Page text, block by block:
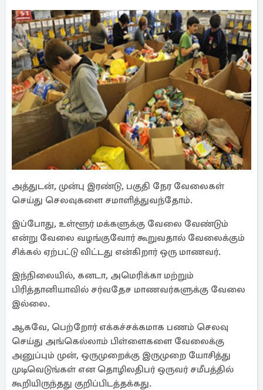
அத்துடன், முன்பு இரண்டு, பகுதி நேர வேலைகள்
செய்து செலவுகளை சமாளித்துவந்தோம்.
இப்போது, உள்ளூர் மக்களுக்கு வேலை வேண்டும்
என்று வேலை வழங்குவோர் கூறுவதால் வேலைக்கும்
சிக்கல் ஏற்பட்டு விட்டது என்கிறார் ஒரு மாணவர்.
இந்நிலையில், கனடா, அமெரிக்கா மற்றும்
பிரித்தானியாவில் சர்வதேச மாணவர்களுக்கு வேலை
இல்லை.
ஆகவே, பெற்றோர் எக்கச்சக்கமாக பணம் செலவு
செய்து அங்கெல்லாம் பிள்ளைகளை வேலைக்கு
அனுப்பும் முன், ஒருமுறைக்கு இருமுறை யோசித்து
முடிவெடுங்கள் என தொழிலதிபர் ஒருவர் சமீபத்தில்
கூறியிருந்தது குறிப்பிடத்தக்கது.